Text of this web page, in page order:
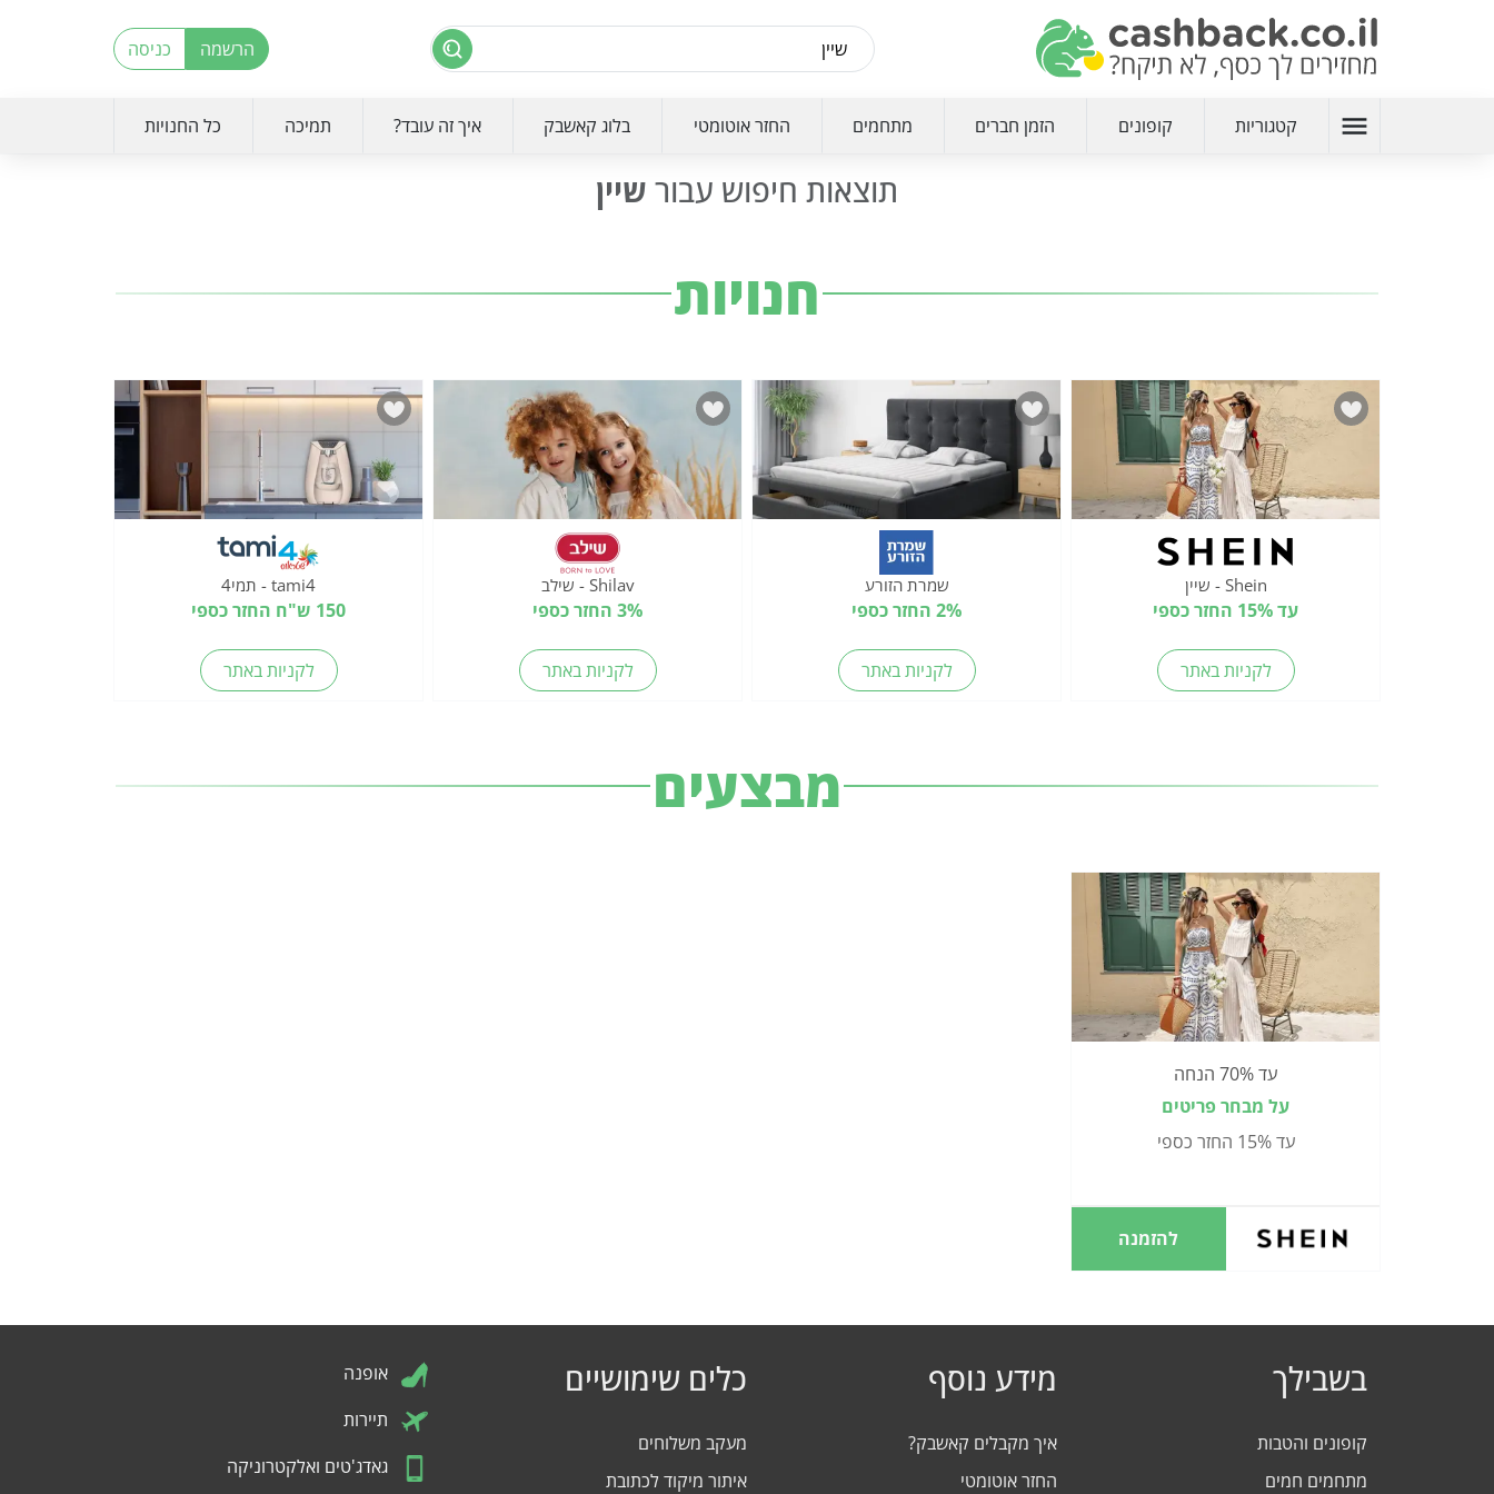
הרשמה כניסה
menu קטגוריות קופונים הזמן חברים מתחמים החזר אוטומטי בלוג קאשבק איך זה עובד? תמיכה כל החנויות
תוצאות חיפוש עבור שיין
חנויות
Shein - שיין
עד 15% החזר כספי
לקניות באתר
שמרת הזורע
2% החזר כספי
לקניות באתר
Shilav - שילב
3% החזר כספי
לקניות באתר
tami4 - תמי4
150 ש"ח החזר כספי
לקניות באתר
מבצעים
עד 70% הנחה
על מבחר פריטים
עד 15% החזר כספי
להזמנה
בשבילך
קופונים והטבות
מתחמים חמים
מידע נוסף
איך מקבלים קאשבק?
החזר אוטומטי
כלים שימושיים
מעקב משלוחים
איתור מיקוד לכתובת
אופנה
תיירות
גאדג'טים ואלקטרוניקה